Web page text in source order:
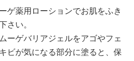
ゲ薬用ローションでお肌をふき
さい。
ーゲバリアジェルをアゴやフェ
ビが気になる部分に塗ると、保